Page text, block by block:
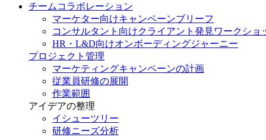
チームコラボレーション
マーケター向けキャンペーンブリーフ
コンサルタント向けクライアント発見ワークショ
HR・L&D向けオンボーディングジャーニー
プロジェクト管理
マーケティングキャンペーンの計画
従業員研修の展開
作業範囲
アイデアの整理
イシューツリー
研修ニーズ分析